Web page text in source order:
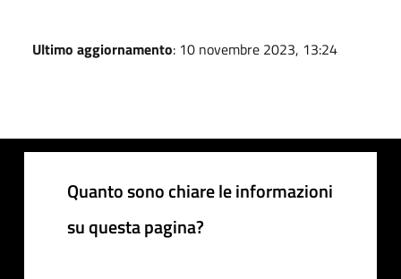
Ultimo aggiornamento: 10 novembre 2023, 13:24
Quanto sono chiare le informazioni
su questa pagina?